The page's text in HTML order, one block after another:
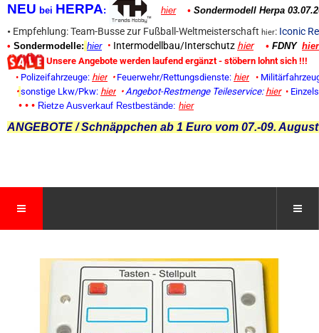
NEU bei HERPA: hier • Sondermodell Herpa
• Empfehlung: Team-Busse zur Fußball-Weltmeisterschaft hier: Iconic
• Sondermodelle: hier • Intermodellbau/Interschutz hier • FDNY hier
Unsere Angebote werden laufend ergänzt - stöbern lohnt sich !!!
• Polizeifahrzeuge: hier • Feuerwehr/Rettungsdienste: hier •
• sonstige Lkw/Pkw: hier • Angebot-Restmenge Teileservice: hier •
• • • Rietze Ausverkauf Restbestände: hier
ANGEBOTE / Schnäppchen ab 1 Euro vom 07.-09.